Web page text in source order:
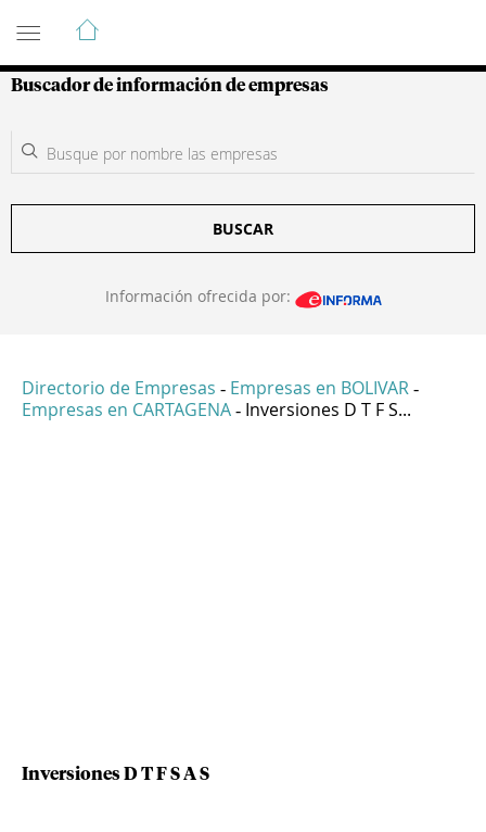
Guía de Empresas Colombianas
Buscador de información de empresas
BUSCAR
Información ofrecida por:
Directorio de Empresas - Empresas en BOLIVAR -
Empresas en CARTAGENA - Inversiones D T F S...
Inversiones D T F S A S